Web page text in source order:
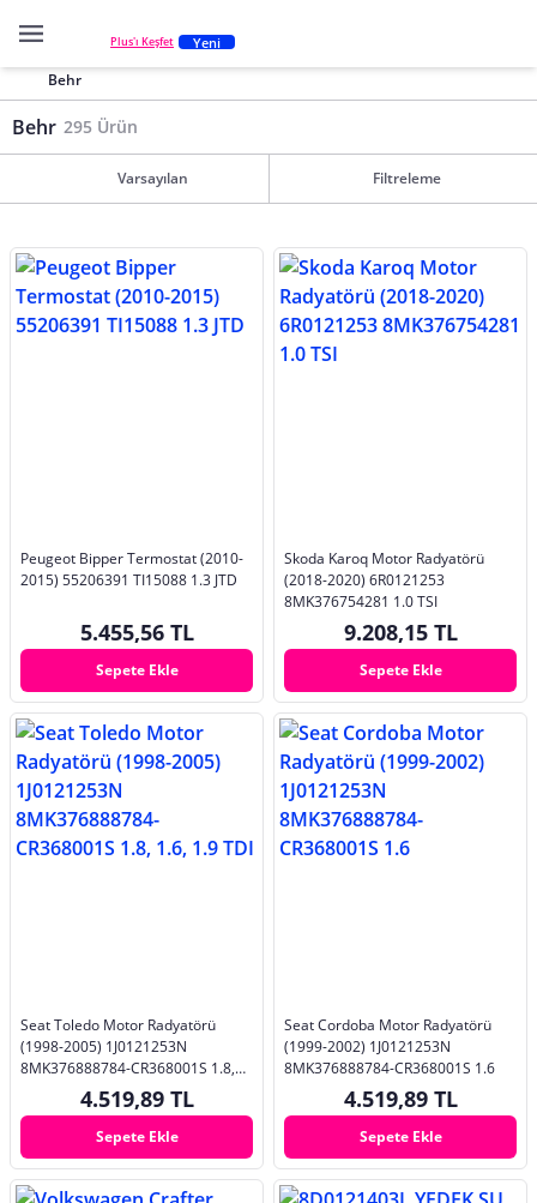
Plus'ı Keşfet Yeni
Behr
Behr 295 Ürün
Varsayılan Filtreleme
Peugeot Bipper Termostat (2010-
2015) 55206391 TI15088 1.3 JTD
5.455,56 TL
Sepete Ekle
Skoda Karoq Motor Radyatörü
(2018-2020) 6R0121253
8MK376754281 1.0 TSI
9.208,15 TL
Sepete Ekle
Seat Toledo Motor Radyatörü
(1998-2005) 1J0121253N
8MK376888784-CR368001S 1.8,
1.6, 1.9 TDI4.519,89 TL
Sepete Ekle
Seat Cordoba Motor Radyatörü
(1999-2002) 1J0121253N
8MK376888784-CR368001S 1.6
4.519,89 TL
Sepete Ekle